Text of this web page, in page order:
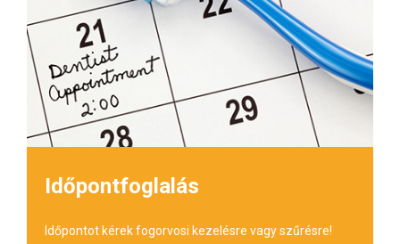
Időpontfoglalás
Időpontot kérek fogorvosi kezelésre vagy szűrésre!